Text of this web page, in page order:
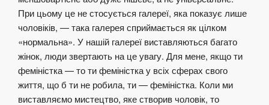
При цьому це не стосується галереї, яка показує лише
чоловіків, — така галерея сприймається як цілком
«нормальна». У нашій галереї виставляються багато
жінок, люди звертають на це увагу. Для мене, якщо ти
феміністка — то ти феміністка у всіх сферах свого
життя, що б ти не робила, ти — феміністка. Коли ми
виставляємо мистецтво, яке створив чоловік, то